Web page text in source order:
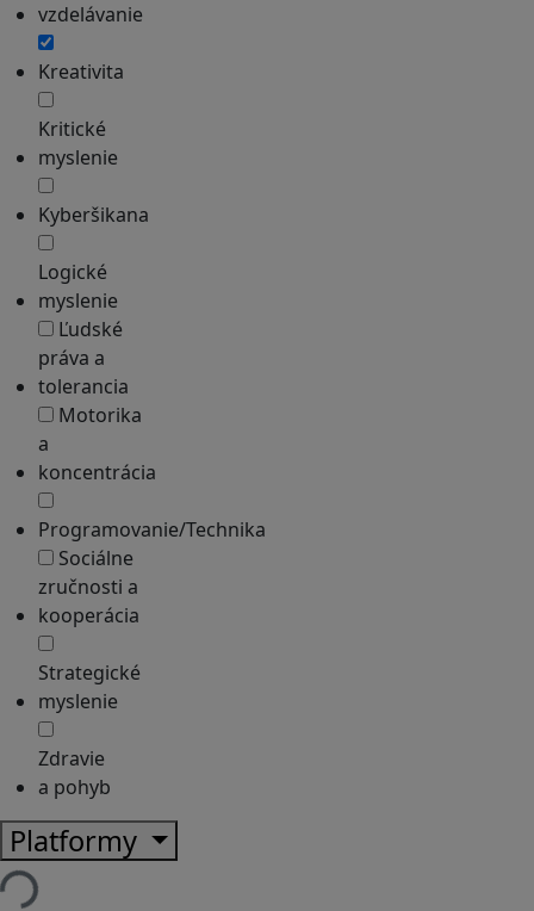
vzdelávanie
Kreativita
Kritické
myslenie
Kyberšikana
Logické
myslenie
Ľudské
práva a
tolerancia
Motorika
a
koncentrácia
Programovanie/Technika
Sociálne
zručnosti a
kooperácia
Strategické
myslenie
Zdravie
a pohyb
Platformy